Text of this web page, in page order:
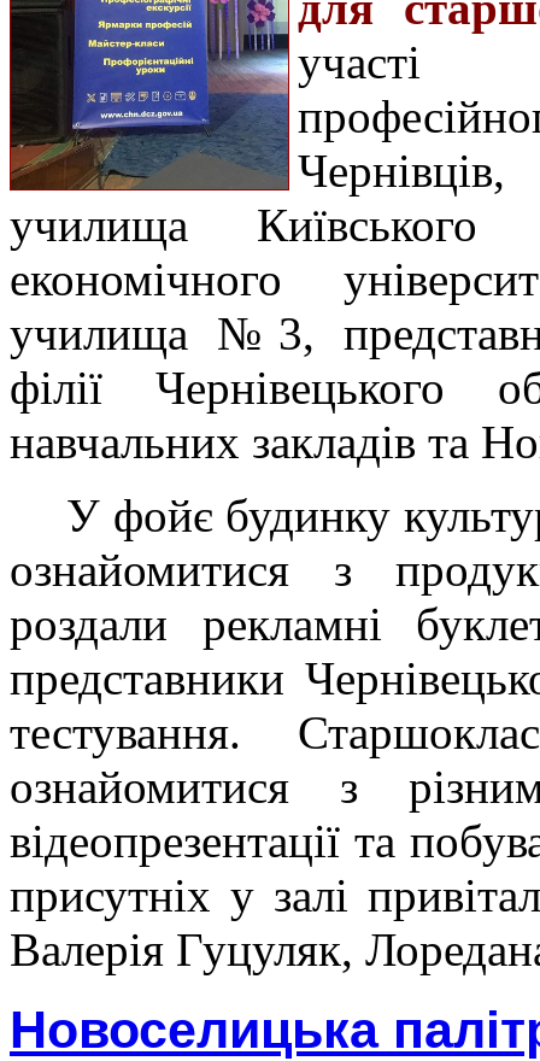
участі
училища Київського
економічного
училища №3,
філії Чернівецького
навчальних закладів та
У фойє будинку
ознайомитися з
роздали рекламні
представники
тестування.
ознайомитися з
відеопрезентації та
присутніх у залі
Валерія Гуцуляк,
Новоселицька